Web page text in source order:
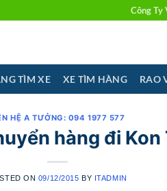
Công Ty
TÌM XE XE TÌM HÀNG RAO
HỆ A TƯỞNG: 094 1977 577
hàng đi Kon
ON 09/12/2015 BY ITADMIN